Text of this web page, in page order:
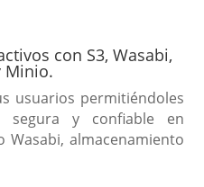
con S3, Wasabi,
Minio.
usuarios permitiéndoles
segura y confiable en
Wasabi, almacenamiento